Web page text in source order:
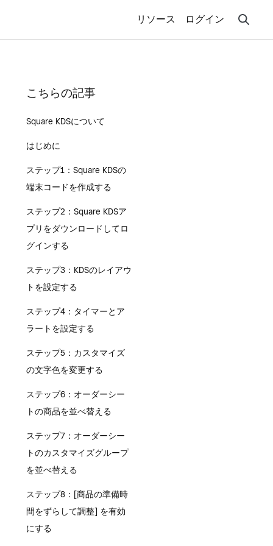
リソース ログイン
こちらの記事
Square KDSについて
はじめに
ステップ1：Square KDSの
端末コードを作成する
ステップ2：Square KDSア
プリをダウンロードしてロ
グインする
ステップ3：KDSのレイアウ
トを設定する
ステップ4：タイマーとア
ラートを設定する
ステップ5：カスタマイズ
の文字色を変更する
ステップ6：オーダーシー
トの商品を並べ替える
ステップ7：オーダーシー
トのカスタマイズグループ
を並べ替える
ステップ8：[商品の準備時
間をずらして調整] を有効
にする